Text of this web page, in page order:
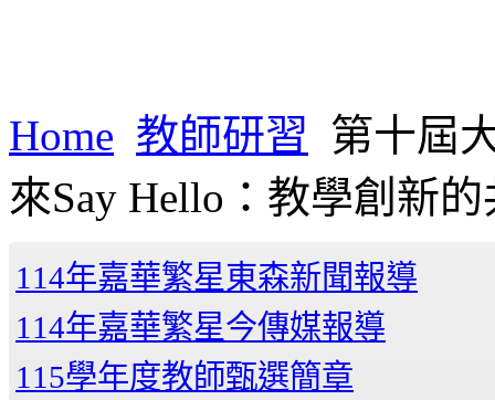
Home 教師研習 第十屆
來Say Hello：教學創新
114年嘉華繁星東森新聞報導
114年嘉華繁星今傳媒報導
115學年度教師甄選簡章